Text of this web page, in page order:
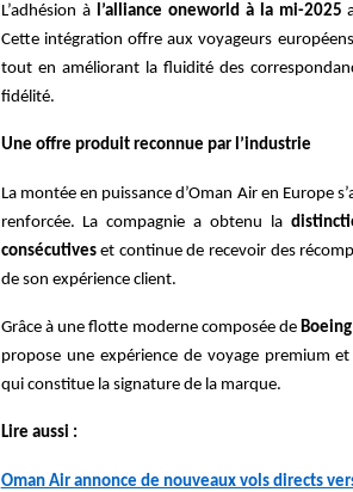
L’adhésion à l’alliance oneworld à la mi-2025
Cette intégration offre aux voyageurs européens
tout en améliorant la fluidité des
fidélité.
Une offre produit reconnue par l’industrie
La montée en puissance d’Oman Air en Europe
renforcée. La compagnie a obtenu la
consécutiveset continue de recevoir des
de son expérience client.
Grâce à une flotte moderne composée de
propose une expérience de voyage premium
qui constitue la signature de la marque.
Lire aussi :
Oman Air annonce de nouveaux vols directs